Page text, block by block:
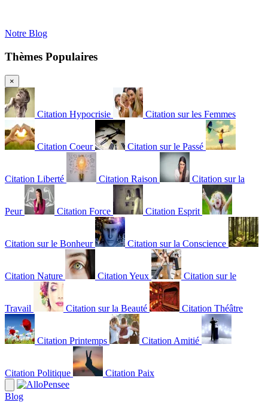
Notre Blog
Thèmes Populaires
×
Citation Hypocrisie Citation sur les Femmes
Citation Coeur Citation sur le Passé
Citation Liberté Citation Raison Citation sur la
Peur Citation Force Citation Esprit
Citation sur le Bonheur Citation sur la Conscience
Citation Nature Citation Yeux Citation sur le
Travail Citation sur la Beauté Citation Théâtre
Citation Printemps Citation Amitié
Citation Politique Citation Paix
Blog